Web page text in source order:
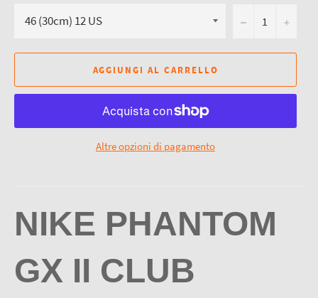
− +
AGGIUNGI AL CARRELLO
Altre opzioni di pagamento
NIKE PHANTOM
GX II CLUB